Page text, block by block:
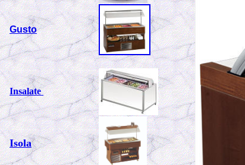
Gusto
Insalate
Isola